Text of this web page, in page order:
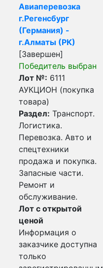
Авиаперевозка
г.Регенсбург
(Германия) -
г.Алматы (РК)
[Завершен]
Победитель выбран
Лот №: 6111
АУКЦИОН (покупка
товара)
Раздел: Транспорт.
Логистика.
Перевозка. Авто и
спецтехники
продажа и покупка.
Запасные части.
Ремонт и
обслуживание.
Лот с открытой
ценой
Информация о
заказчике доступна
только